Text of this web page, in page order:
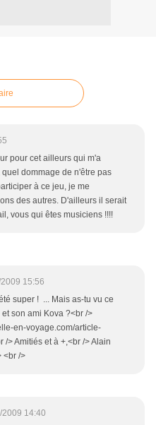
pour cet ailleurs qui m'a
dommage de n'être pas
à ce jeu, je me
des autres. D'ailleurs il serait
vous qui êtes musiciens !!!!
15:56
super ! ... Mais as-tu vu ce
son ami Kova ?<br />
en-voyage.com/article-
/> Amitiés et à +,<br /> Alain
<br />
2009 14:40